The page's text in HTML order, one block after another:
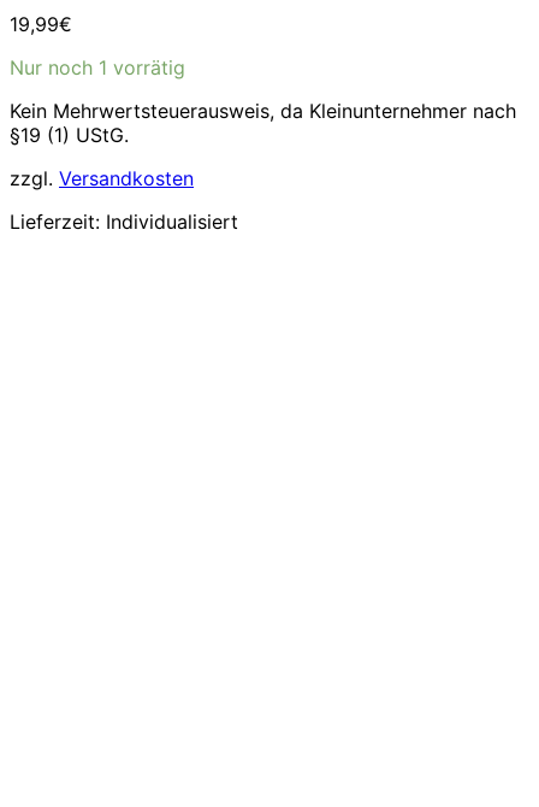
19,99€
Nur noch 1 vorrätig
Kein Mehrwertsteuerausweis, da Kleinunternehmer nach
§19 (1) UStG.
zzgl. Versandkosten
Lieferzeit: Individualisiert